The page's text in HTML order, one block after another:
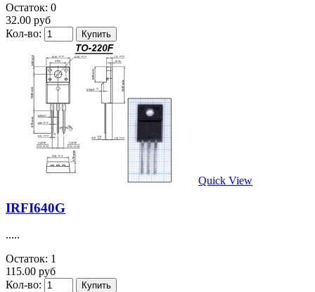
Остаток: 0
32.00 руб
Кол-во:
Quick View
IRFI640G
.....
Остаток: 1
115.00 руб
Кол-во: